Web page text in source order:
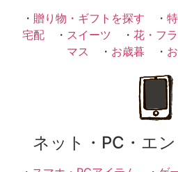
・ 贈り物・ギフトを探す ・
宅配 ・ スイーツ ・ 花・フ
マス ・ お歳暮 ・
ネット・PC・エ